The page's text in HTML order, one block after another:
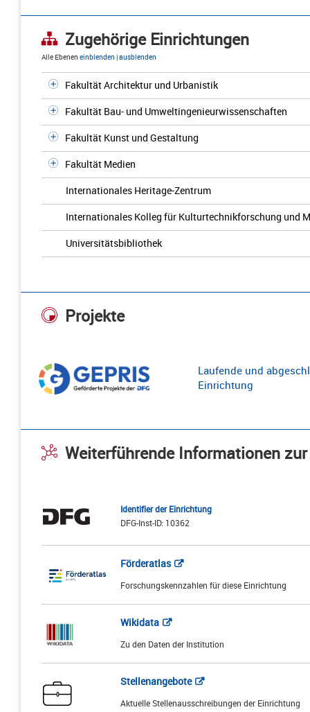
Zugehörige Einrichtungen
Alle Ebenen einblenden |ausblenden
Fakultät Architektur und Urbanistik
Fakultät Bau- und Umweltingenieurwissenschaften
Fakultät Kunst und Gestaltung
Fakultät Medien
Internationales Heritage-Zentrum
Internationales Kolleg für Kulturtechnikforschung und
Universitätsbibliothek
Projekte
Laufende und
Einrichtung
Weiterführende Informationen
Identifier der Einrichtung
DFG-Inst-ID: 10362
Förderatlas
Forschungskennzahlen für diese Einrichtung
Wikidata
Zu den Daten der Institution
Stellenangebote
Aktuelle Stellenausschreibungen der Einrichtung